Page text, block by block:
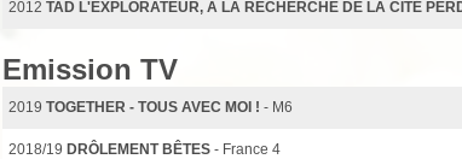
2012 TAD L'EXPLORATEUR, À LA RECHERCHE DE LA CITÉ
Emission TV
2019 TOGETHER - TOUS AVEC MOI ! - M6
2018/19 DRÔLEMENT BÊTES - France 4